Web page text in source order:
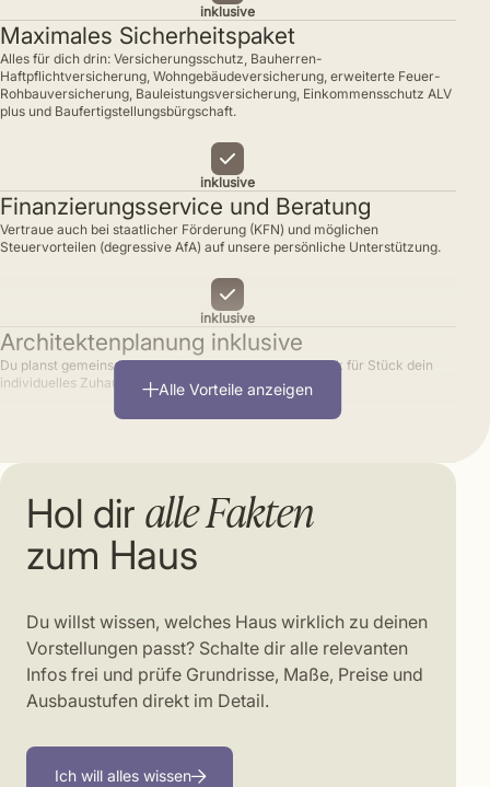
inklusive
Maximales Sicherheitspaket
Alles für dich drin: Versicherungsschutz, Bauherren-
Haftpflichtversicherung, Wohngebäudeversicherung, erweiterte Feuer-
Rohbauversicherung, Bauleistungsversicherung, Einkommensschutz ALV
plus und Baufertigstellungsbürgschaft.
inklusive
Finanzierungsservice und Beratung
Vertraue auch bei staatlicher Förderung (KFN) und möglichen
Steuervorteilen (degressive AfA) auf unsere persönliche Unterstützung.
inklusive
Architektenplanung inklusive
Du planst gemeinsam mit erfahrenen Architekten Stück für Stück dein
individuelles Zuhause.
Alle Vorteile anzeigen
Hol dir alle Fakten
zum Haus
Du willst wissen, welches Haus wirklich zu deinen
Vorstellungen passt? Schalte dir alle relevanten
Infos frei und prüfe Grundrisse, Maße, Preise und
Ausbaustufen direkt im Detail.
Ich will alles wissen